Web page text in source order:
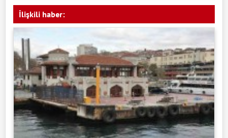
İlişkili haber: